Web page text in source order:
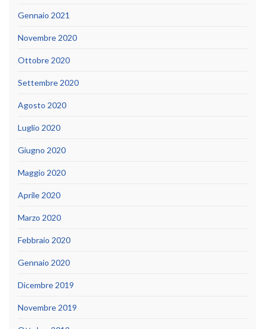
Gennaio 2021
Novembre 2020
Ottobre 2020
Settembre 2020
Agosto 2020
Luglio 2020
Giugno 2020
Maggio 2020
Aprile 2020
Marzo 2020
Febbraio 2020
Gennaio 2020
Dicembre 2019
Novembre 2019